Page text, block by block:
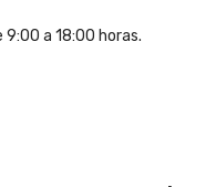
a 18:00 horas.